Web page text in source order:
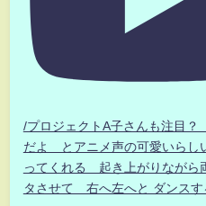
/プロジェクトA子さんも注目
だよ とアニメ声の可愛いらし
ってくれる 起き上がりながら
タさせて 右へ左へと ダンスす